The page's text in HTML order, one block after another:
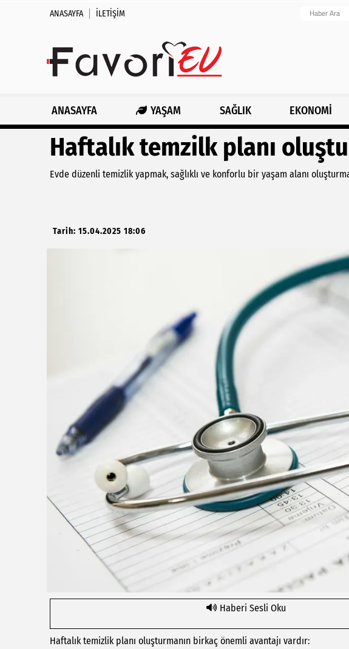
ANASAYFA İLETIŞIM
ANASAYFA YAŞAM SAĞLIK EKONOMİ
Haftalık temzilk planı
Evde düzenli temizlik yapmak, sağlıklı ve konforlu bir yaşam alanı
Tarih: 15.04.2025 18:06
Haberi Sesli Oku
Haftalık temizlik planı oluşturmanın birkaç önemli avantajı vardır: